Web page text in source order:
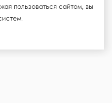
пользоваться сайтом, вы